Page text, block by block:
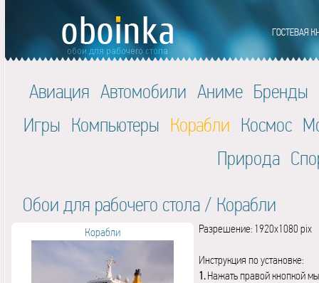
Авиация Автомобили Аниме Бренды
Игры Компьютеры Корабли Космос
Природа
Обои для рабочего стола / Корабли
Корабли Разрешение: 1920x1080 pix
Инструкция по установке:
1.Нажать правой кнопкой